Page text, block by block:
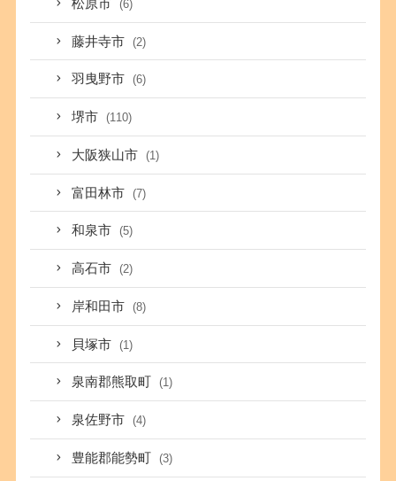
松原市 (6)
藤井寺市 (2)
羽曳野市 (6)
堺市 (110)
大阪狭山市 (1)
富田林市 (7)
和泉市 (5)
高石市 (2)
岸和田市 (8)
貝塚市 (1)
泉南郡熊取町 (1)
泉佐野市 (4)
豊能郡能勢町 (3)